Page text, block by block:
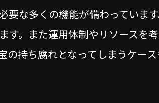
な多くの機能が備わっています
す。また運用体制やリソースを
の持ち腐れとなってしまうケー